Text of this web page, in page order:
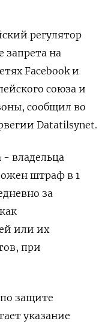
регулятор
запрета на
Facebook и
союза и
сообщил во
Datatilsynet.
владельца
штраф в 1
за
или их
при
защите
указание